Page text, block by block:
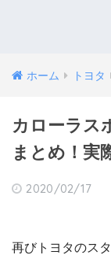
ホーム トヨタ
カローラス
まとめ！実
2020/02/17
再びトヨタのス